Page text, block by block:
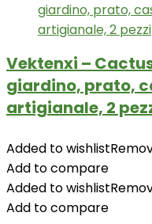
Vektenxi –
giardino, prato,
artigianale, 2
Added to wishlist
Add to compare
Added to wishlist
Add to compare